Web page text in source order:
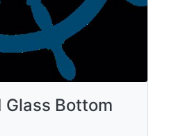
Glass Bottom